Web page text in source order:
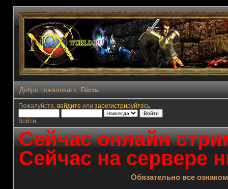
Добро пожаловать, Гость
Пожалуйста, войдите или зарегистрируйтесь.
Войти
Сейчас онлайн
Сейчас на сервере
Обязательно все